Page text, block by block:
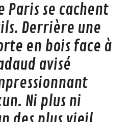
Paris se cachent
Derrière une
en bois face à
avisé
Ni plus ni